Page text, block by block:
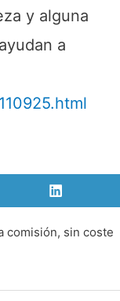
y alguna
a
Compartir
en
LinkedIn
comisión, sin coste